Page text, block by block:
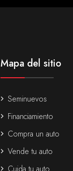
Mapa del sitio
Seminuevos
Financiamiento
Compra un auto
Vende tu auto